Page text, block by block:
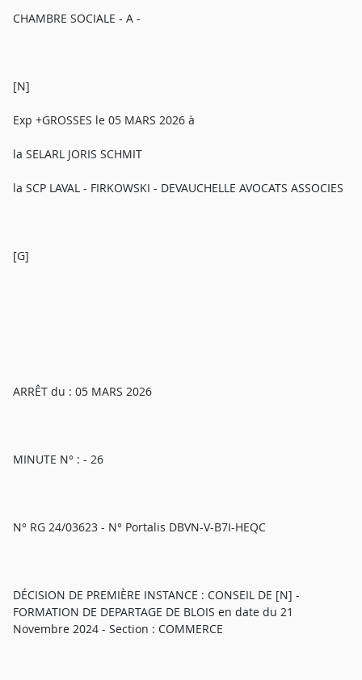
CHAMBRE SOCIALE - A -
[N]
Exp +GROSSES le 05 MARS 2026 à
la SELARL JORIS SCHMIT
la SCP LAVAL - FIRKOWSKI - DEVAUCHELLE AVOCATS ASSOCIES
[G]
ARRÊT du : 05 MARS 2026
MINUTE N° : - 26
N° RG 24/03623 - N° Portalis DBVN-V-B7I-HEQC
DÉCISION DE PREMIÈRE INSTANCE : CONSEIL DE [N] -
FORMATION DE DEPARTAGE DE BLOIS en date du 21
Novembre 2024 - Section : COMMERCE